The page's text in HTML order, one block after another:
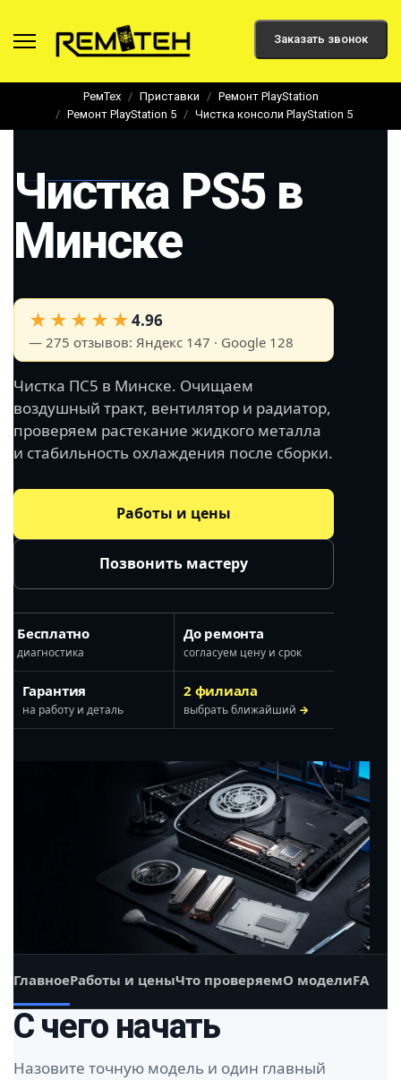
Заказать звонок
РемТех Приставки
Ремонт PlayStation
Ремонт PlayStation 5
Чистка консоли PlayStation 5
Чистка PS5 в
Минске
★★★★★4.96
— 275 отзывов: Яндекс 147 · Google 128
Чистка ПС5 в Минске. Очищаем
воздушный тракт, вентилятор и радиатор,
проверяем растекание жидкого металла
и стабильность охлаждения после сборки.
Работы и цены
Позвонить мастеру
Бесплатно
диагностика
До ремонта
согласуем цену и срок
Гарантия
на работу и деталь
2 филиала
выбрать ближайший →
ГлавноеРаботы и ценыЧто проверяемО моделиFAQ
С чего начать
Назовите точную модель и один главный